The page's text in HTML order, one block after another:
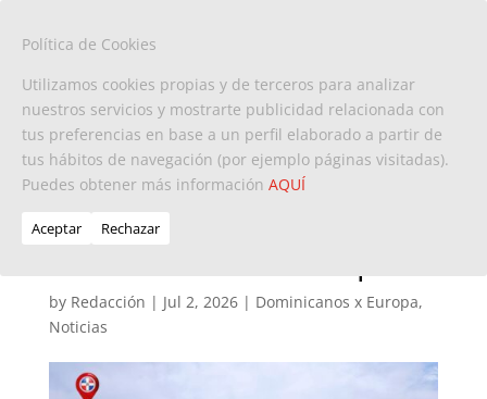
Más de 1,17 millones de
migrantes solicitan la
regularización
by Redacción | Jul 2, 2026| Dominicanos x Europa,
Noticias
Política de Cookies
Utilizamos cookies propias y de terceros para analizar
nuestros servicios y mostrarte publicidad relacionada con
tus preferencias en base a un perfil elaborado a partir de
tus hábitos de navegación (por ejemplo páginas visitadas).
Puedes obtener más información AQUÍ
Aceptar Rechazar